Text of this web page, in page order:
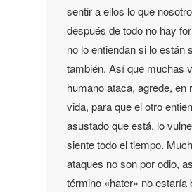
sentir a ellos lo que
después de todo no hay
no lo entiendan si lo están
también. Así que muchas
humano ataca, agrede, en
vida, para que el otro
asustado que está, lo
siente todo el tiempo.
ataques no son por odio,
término «hater» no estaría